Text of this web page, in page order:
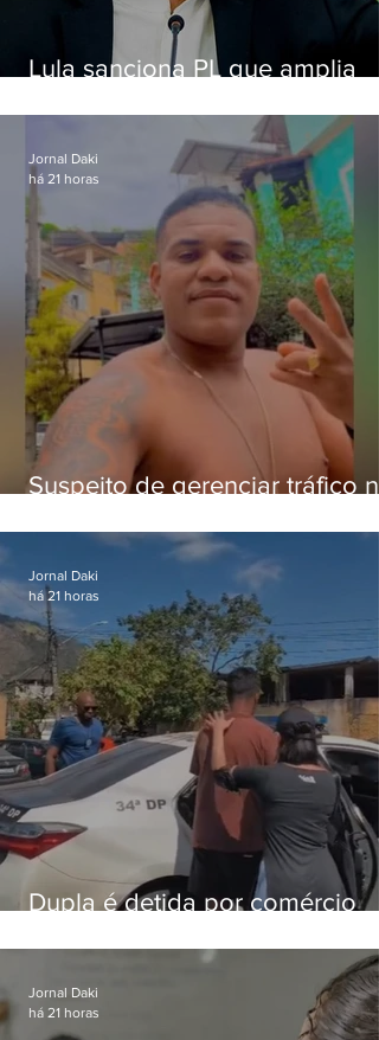
Lula sanciona PL que amplia
crianças
Suspeito de gerenciar tráfico na
foragido
Jornal Daki
há 21 horas
Dupla é detida por comércio
Bangu
Jornal Daki
há 21 horas
Jornal Daki
há 21 horas